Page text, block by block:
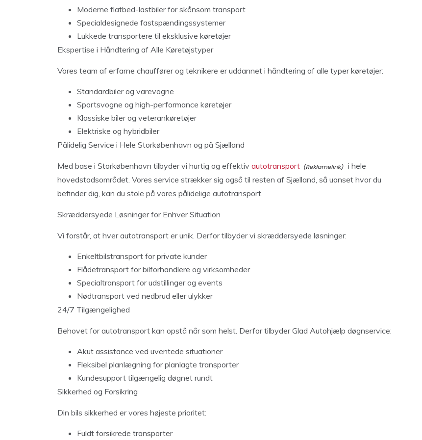
Moderne flatbed-lastbiler for skånsom transport
Specialdesignede fastspændingssystemer
Lukkede transportere til eksklusive køretøjer
Ekspertise i Håndtering af Alle Køretøjstyper
Vores team af erfarne chauffører og teknikere er uddannet i håndtering af alle typer køretøjer:
Standardbiler og varevogne
Sportsvogne og high-performance køretøjer
Klassiske biler og veterankøretøjer
Elektriske og hybridbiler
Pålidelig Service i Hele Storkøbenhavn og på Sjælland
Med base i Storkøbenhavn tilbyder vi hurtig og effektiv autotransport
i hele
hovedstadsområdet. Vores service strækker sig også til resten af Sjælland, så uanset hvor du
befinder dig, kan du stole på vores pålidelige autotransport.
Skræddersyede Løsninger for Enhver Situation
Vi forstår, at hver autotransport er unik. Derfor tilbyder vi skræddersyede løsninger:
Enkeltbilstransport for private kunder
Flådetransport for bilforhandlere og virksomheder
Specialtransport for udstillinger og events
Nødtransport ved nedbrud eller ulykker
24/7 Tilgængelighed
Behovet for autotransport kan opstå når som helst. Derfor tilbyder Glad Autohjælp døgnservice:
Akut assistance ved uventede situationer
Fleksibel planlægning for planlagte transporter
Kundesupport tilgængelig døgnet rundt
Sikkerhed og Forsikring
Din bils sikkerhed er vores højeste prioritet:
Fuldt forsikrede transporter